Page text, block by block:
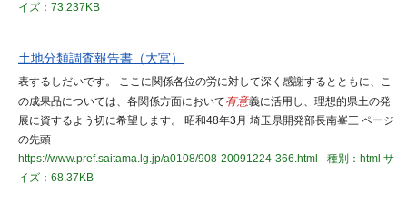
イズ：73.237KB
土地分類調査報告書（大宮）
表するしだいです。 ここに関係各位の労に対して深く感謝するとともに、こ
の成果品については、各関係方面において有意義に活用し、理想的県土の発
展に資するよう切に希望します。 昭和48年3月 埼玉県開発部長南峯三 ページ
の先頭
https://www.pref.saitama.lg.jp/a0108/908-20091224-366.html
種別：html サ
イズ：68.37KB